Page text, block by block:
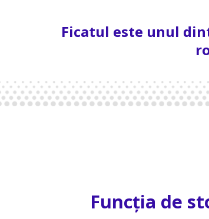
Ficatul este unul
Funcția de